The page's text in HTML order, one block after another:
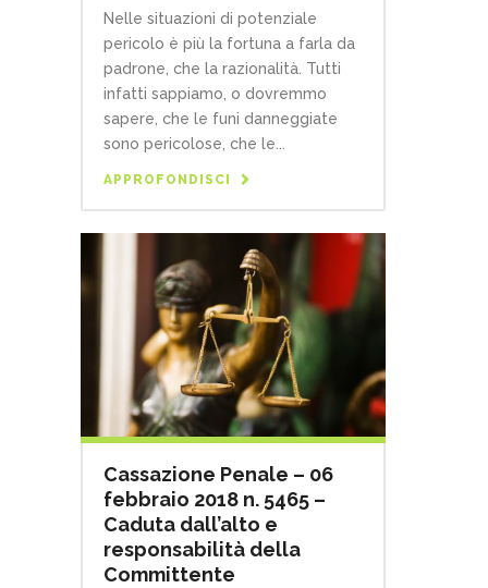
Nelle situazioni di potenziale
pericolo è più la fortuna a farla da
padrone, che la razionalità. Tutti
infatti sappiamo, o dovremmo
sapere, che le funi danneggiate
sono pericolose, che le...
APPROFONDISCI
Cassazione Penale – 06
febbraio 2018 n. 5465 –
Caduta dall’alto e
responsabilità della
Committente